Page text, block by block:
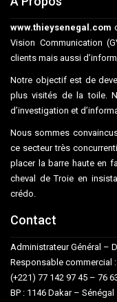
www.thieysenegal.com
Vision Communication
clients mais aussi
Notre objectif est de
plus visités de la toile.
d’investigation et
Nous sommes
ce secteur très
placer la barre haute en
cheval de Troie en
crédo.
Contact
Administrateur Général –
Responsable commercial
(+221) 77 142 97 45 – 76
BP : 1146 Dakar – Sénégal